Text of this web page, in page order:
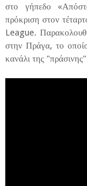
στο γήπεδο
πρόκριση στον
League.
στην Πράγα, το
κανάλι της